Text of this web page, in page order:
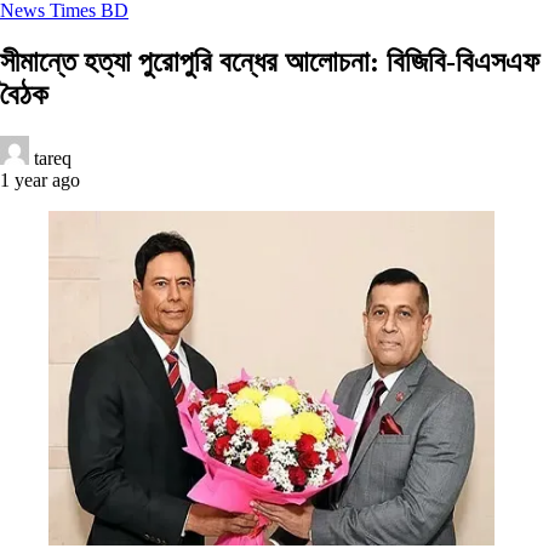
News Times BD
সীমান্তে হত্যা পুরোপুরি বন্ধের আলোচনা: বিজিবি-বিএসএফ
বৈঠক
tareq
1 year ago